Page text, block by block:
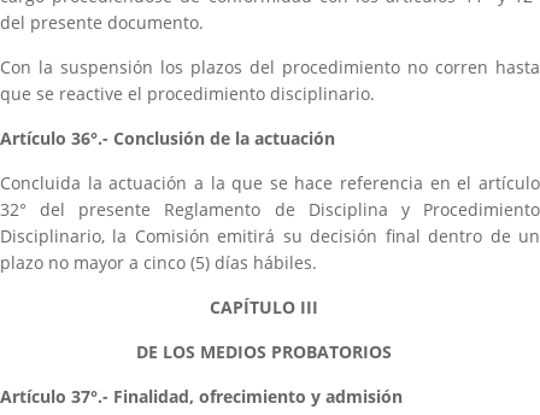
del presente documento.
Con la suspensión los plazos del procedimiento no corren hasta
que se reactive el procedimiento disciplinario.
Artículo 36°.- Conclusión de la actuación
Concluida la actuación a la que se hace referencia en el artículo
32° del presente Reglamento de Disciplina y Procedimiento
Disciplinario, la Comisión emitirá su decisión final dentro de un
plazo no mayor a cinco (5) días hábiles.
CAPÍTULO III
DE LOS MEDIOS PROBATORIOS
Artículo 37°.- Finalidad, ofrecimiento y admisión